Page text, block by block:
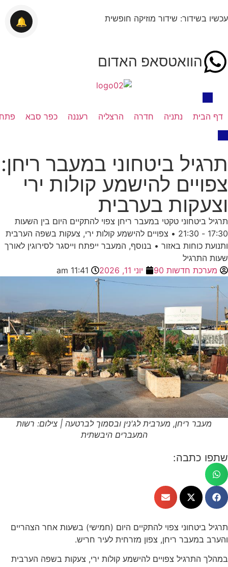
עכשיו בשידור: שידור מוזיקה חופשית
הוואטסאפ האדום
דף הבית נתניה חדרה הרצליה רעננה כפר סבא
תרגיל ביטחוני במעבר ריחן:
צפויים להישמע קולות ירי
וצעקות בערבית
תרגיל ביטחוני טקטי במעבר ריחן צפוי להתקיים היום בין השעות
17:30 - 21:30 • צפויים להישמע קולות ירי, צעקות בשפה הערבית
ותנועת כוחות באזור • בנוסף, המעבר ייפתח וייסגר לסירוגין לאורך
שעות התרגיל
מערכת חדשות 90
יוני 11, 2026 11:41 am
מעבר ריחן, מערבית לג'נין ובסמוך לברטעה | צילום: רשות
המעברים היבשתית
שתפו כתבה:
תרגיל ביטחוני צפוי להתקיים היום (חמישי) בשעות אחר הצהריים
והערב במעבר ריחן, צפון מזרחית לעיר חריש.
במהלך התרגיל צפויים להישמע קולות ירי, צעקות בשפה הערבית
🔔